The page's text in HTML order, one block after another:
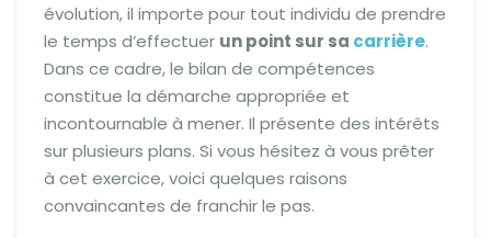
évolution, il importe pour tout individu de prendre
le temps d’effectuer un point sur sa carrière.
Dans ce cadre, le bilan de compétences
constitue la démarche appropriée et
incontournable à mener. Il présente des intérêts
sur plusieurs plans. Si vous hésitez à vous prêter
à cet exercice, voici quelques raisons
convaincantes de franchir le pas.